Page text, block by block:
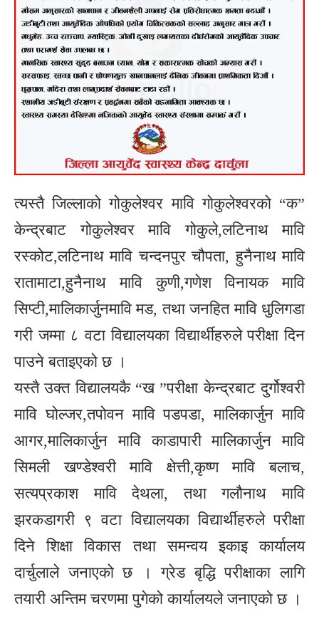
त्यस्तै जिल्लाको गोकुलेश्वर मावि गोकुलेश्वरको “क”
केन्द्रबाट गोकुलेश्वर मावि गोकुले,लटिनाथ मावि
रस्कोट,लटिनाथ मावि चन्दनपुर चौपता, हुनैनाथ मावि
रातामाटा,हुनैनाथ मावि कुणी,गणेश विनायक मावि
सिप्टी,मालिकार्जुनमावि मड, तथा जनहित मावि धुलिगडा
गरी जम्मा ८ वटा विद्यालयका विद्यार्थीहरुले परीक्षा दिन
पाउने बताइएको छ ।
यस्तै उक्त विद्यालयकै “ख ”परीक्षा केन्द्रबाट दुर्गोश्वरी
मावि घोल्जर,तपोवन मावि पडपडा, मालिकार्जुन मावि
आगर,मालिकार्जुन मावि काडापारी मालिकार्जुन मावि
सिमली खण्डेश्वरी मावि क्षेत्ती,कृष्ण मावि बलाच,
सत्यप्रकाश मावि देथला, तथा गलौनाथ मावि
झरकडागरी ९ वटा विद्यालयका विद्यार्थीहरुले परीक्षा
दिने शिक्षा विकास तथा समन्वय इकाइ कार्यालय
दार्चुलाले जनाएको छ । ग्रेड बृद्धि परीक्षाका लागि
तयारी अन्तिम चरणमा पुगेको कार्यालयले जनाएको छ ।